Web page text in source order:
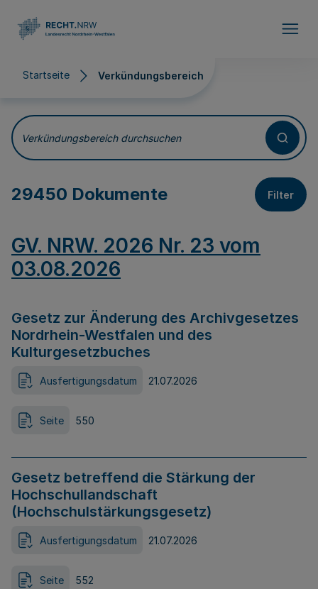
Startseite Verkündungsbereich
Verkündungsbereich
Verkündungsbereich durchsuchen
29450 Dokumente Filter
GV. NRW. 2026 Nr. 23 vom
03.08.2026
Gesetz zur Änderung des Archivgesetzes
Nordrhein-Westfalen und des
Kulturgesetzbuches
Ausfertigungsdatum 21.07.2026
Seite 550
Gesetz betreffend die Stärkung der
Hochschullandschaft
(Hochschulstärkungsgesetz)
Ausfertigungsdatum 21.07.2026
Seite 552